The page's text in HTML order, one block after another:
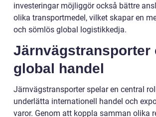
investeringar möjliggör också bättre
olika transportmedel, vilket skapar en
och sömlös global logistikkedja.
Järnvägstransporter
global handel
Järnvägstransporter spelar en central
underlätta internationell handel och
varor. Genom att koppla samman olika